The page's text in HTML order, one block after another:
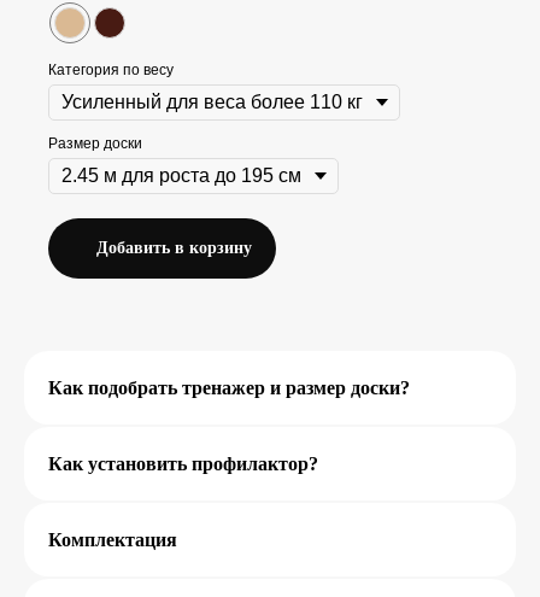
Категория по весу
Размер доски
Добавить в корзину
Как подобрать тренажер и размер доски?
Как установить профилактор?
Комплектация
Остались вопросы?
Наш специалист подскажет какой
лучше выбрать размер
профилактора, по вопросам
покупки и доставки